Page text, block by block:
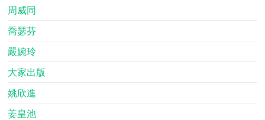
周威同
喬瑟芬
嚴婉玲
大家出版
姚欣進
姜皇池